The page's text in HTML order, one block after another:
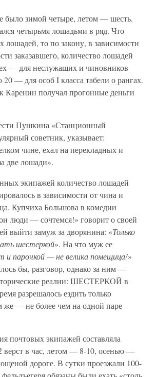
было зимой четыре, летом — шесть.
четырьмя лошадьми в ряд. Что
лошадей, то по закону, в зависимости
заказавшего, количество лошадей
— для неслужащих и чиновников
20 — для особ I класса табели о рангах.
получал прогонные деньги
Пушкина «Станционный
советник, указывает:
чине, ехал на перекладных и
две лошади».
экипажей количество лошадей
в зависимости от чина и
Купчиха Большова в комедии
люди — сочтемся!» говорит о своей
выйти замуж за дворянина: «Только
шестеркой». На что муж ее
и парочкой — не велика помещица!»
бы, разговор, однако за ним —
реалии: ШЕСТЕРКОЙ в
разрешалось ездить только
же — не более чем на одной паре
почтовых экипажей составляла
верст в час, летом — 8-10, осенью —
дороге. В сутки проезжали 100-